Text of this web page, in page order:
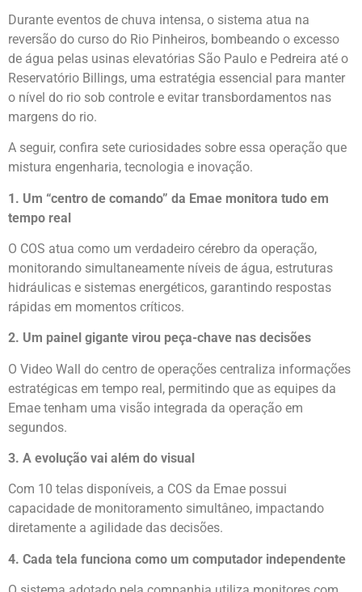
Durante eventos de chuva intensa, o sistema atua na
reversão do curso do Rio Pinheiros, bombeando o excesso
de água pelas usinas elevatórias São Paulo e Pedreira até o
Reservatório Billings, uma estratégia essencial para manter
o nível do rio sob controle e evitar transbordamentos nas
margens do rio.
A seguir, confira sete curiosidades sobre essa operação que
mistura engenharia, tecnologia e inovação.
1. Um “centro de comando” da Emae monitora tudo em
tempo real
O COS atua como um verdadeiro cérebro da operação,
monitorando simultaneamente níveis de água, estruturas
hidráulicas e sistemas energéticos, garantindo respostas
rápidas em momentos críticos.
2. Um painel gigante virou peça-chave nas decisões
O Video Wall do centro de operações centraliza informações
estratégicas em tempo real, permitindo que as equipes da
Emae tenham uma visão integrada da operação em
segundos.
3. A evolução vai além do visual
Com 10 telas disponíveis, a COS da Emae possui
capacidade de monitoramento simultâneo, impactando
diretamente a agilidade das decisões.
4. Cada tela funciona como um computador independente